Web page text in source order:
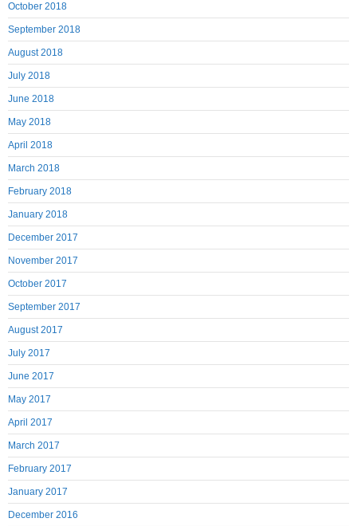
October 2018
September 2018
August 2018
July 2018
June 2018
May 2018
April 2018
March 2018
February 2018
January 2018
December 2017
November 2017
October 2017
September 2017
August 2017
July 2017
June 2017
May 2017
April 2017
March 2017
February 2017
January 2017
December 2016